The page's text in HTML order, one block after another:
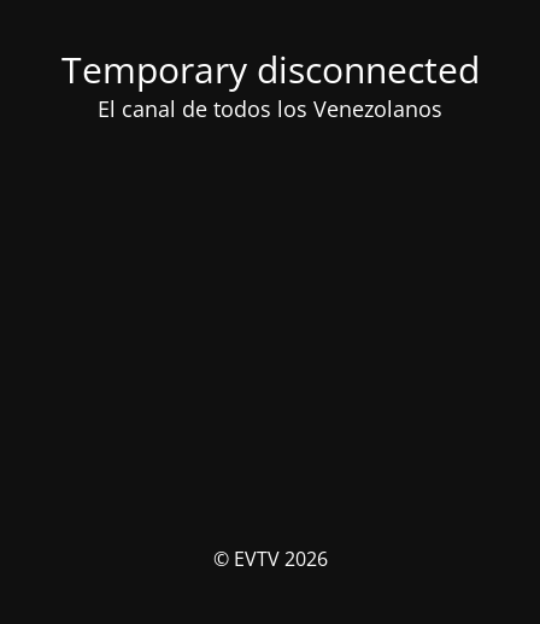
Temporary disconnected
El canal de todos los Venezolanos
© EVTV 2026